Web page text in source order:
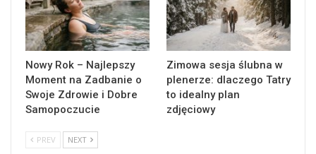
Nowy Rok – Najlepszy
Moment na Zadbanie o
Swoje Zdrowie i Dobre
Samopoczucie
Zimowa sesja ślubna w
plenerze: dlaczego Tatry
to idealny plan
zdjęciowy
PREV NEXT